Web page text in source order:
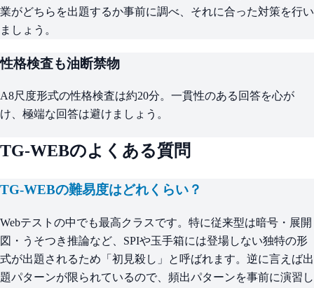
業がどちらを出題するか事前に調べ、それに合った対策を行い
ましょう。
性格検査も油断禁物
A8尺度形式の性格検査は約20分。一貫性のある回答を心が
け、極端な回答は避けましょう。
TG-WEBのよくある質問
TG-WEBの難易度はどれくらい？
Webテストの中でも最高クラスです。特に従来型は暗号・展開
図・うそつき推論など、SPIや玉手箱には登場しない独特の形
式が出題されるため「初見殺し」と呼ばれます。逆に言えば出
題パターンが限られているので、頻出パターンを事前に演習し